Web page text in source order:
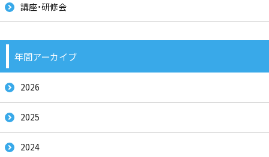
講座・研修会
年間アーカイブ
2026
2025
2024